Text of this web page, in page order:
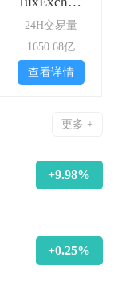
24H交易量
1650.68亿
查看详情
更多 +
+9.98%
+0.25%